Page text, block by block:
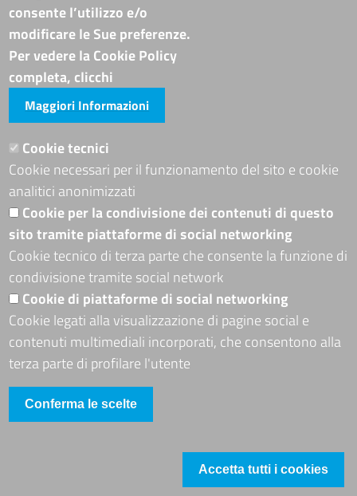
Codice disciplinare e codice di condotta
Avvisi e bandi
Piattaforma TRASPARE E ALBO FORNITORI
Avvisi e atti di altre Amministrazioni
Visite totali al portale: 4011703
Siti tematici
ADRION PROGRAMME
Seguici su
Sito web
Mappa del sito
Accessibilità
Accesso riservato
consente l’utilizzo e/o
modificare le Sue preferenze.
Per vedere la Cookie Policy
completa, clicchi
Maggiori Informazioni
Cookie tecnici
Cookie necessari per il funzionamento del sito e cookie
analitici anonimizzati
Cookie per la condivisione dei contenuti di questo
sito tramite piattaforme di social networking
Cookie tecnico di terza parte che consente la funzione di
condivisione tramite social network
Cookie di piattaforme di social networking
Cookie legati alla visualizzazione di pagine social e
contenuti multimediali incorporati, che consentono alla
terza parte di profilare l'utente
Conferma le scelte
Accetta tutti i cookies